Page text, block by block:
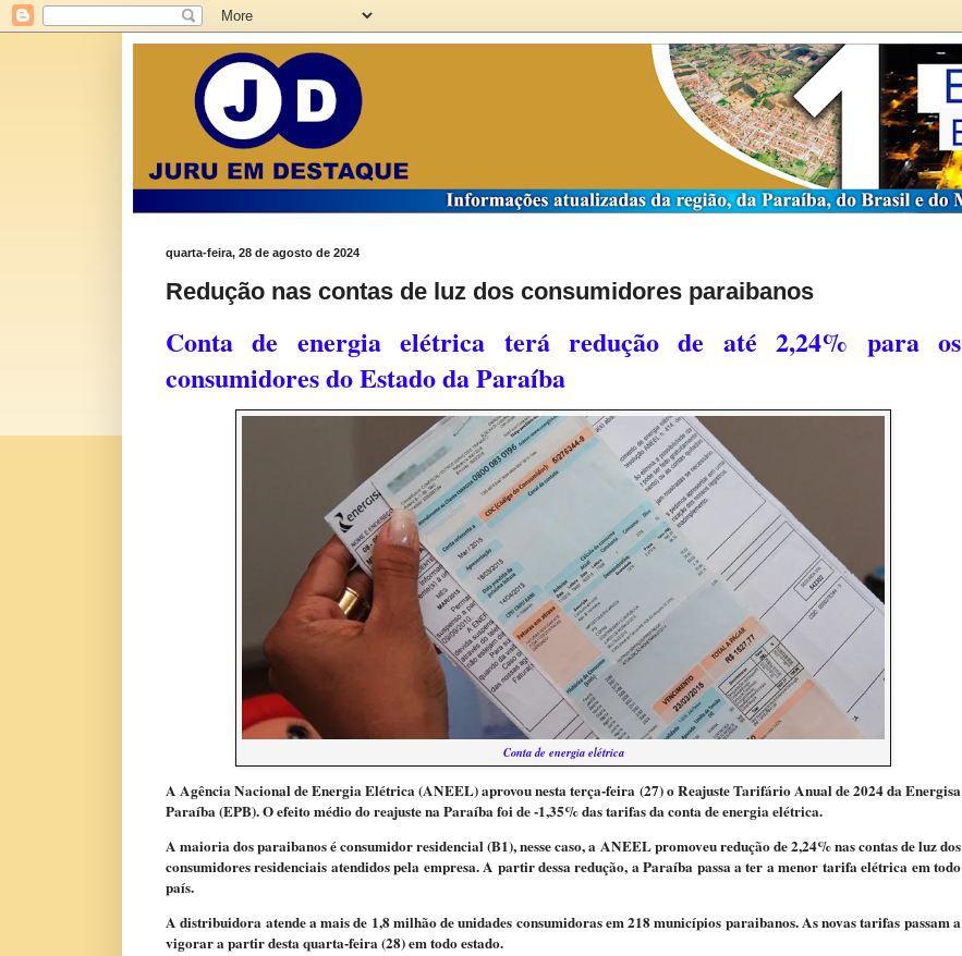
quarta-feira, 28 de agosto de 2024
Redução nas contas de luz dos consumidores paraibanos
Conta de energia elétrica terá redução de até 2,24% para os
consumidores do Estado da Paraíba
Conta de energia elétrica
A Agência Nacional de Energia Elétrica (ANEEL) aprovou nesta terça-feira (27) o Reajuste Tarifário Anual de 2024 da Energisa
Paraíba(EPB). O efeito médio do reajuste na Paraíba foi de -1,35% das tarifas da conta de energia elétrica.
A maioria dos paraibanos é consumidor residencial (B1), nesse caso, a ANEEL promoveu redução de 2,24% nas contas de luz dos
consumidores residenciais atendidos pela empresa. A partir dessa redução, a Paraíba passa a ter a menor tarifa elétrica em todo
país.
A distribuidora atende a mais de 1,8 milhão de unidades consumidoras em 218 municípios paraibanos. As novas tarifas passam a
vigorar a partir desta quarta-feira (28) em todo estado.